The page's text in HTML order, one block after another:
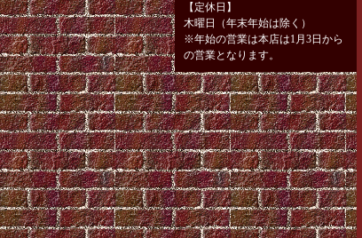
【定休日】
木曜日（年末年始は除く）
※年始の営業は本店は1月3日から
の営業となります。